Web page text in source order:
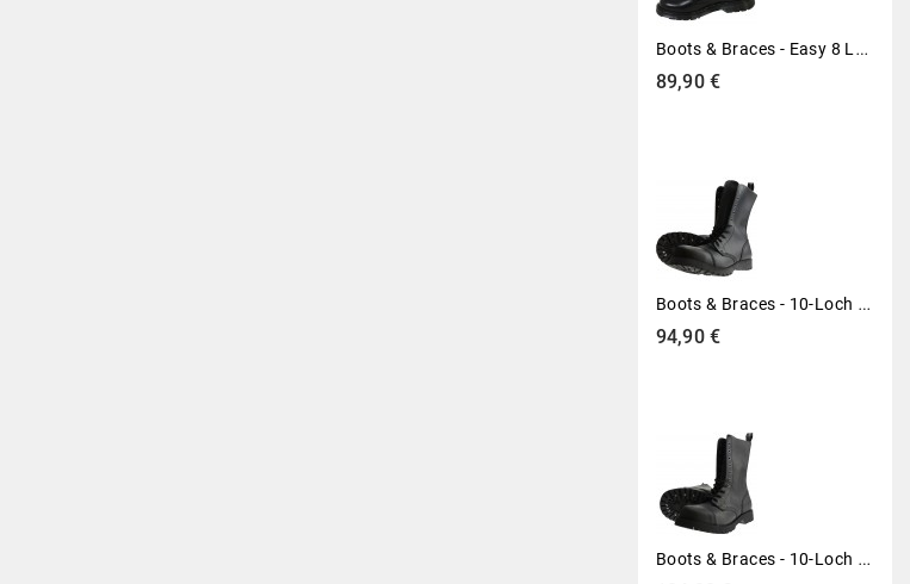
B
Oots & Braces - Easy 8 Loch Monochrom TR Black On Black Stiefel Rangers Schwarz
Preis
89,90 €
B
Oots & Braces - 10-Loch Stiefel Vegetarian (Vegi) Schwarz
Preis
94,90 €
B
Oots & Braces - 10-Loch Crazy Horse Schwarz